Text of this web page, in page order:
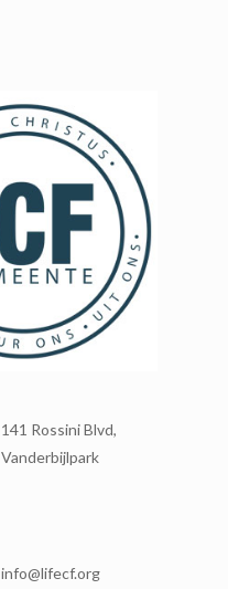
141 Rossini Blvd,
Vanderbijlpark
info@lifecf.org